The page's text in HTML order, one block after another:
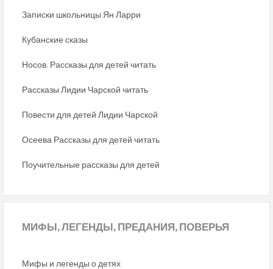
Записки школьницы Ян Ларри
Кубанские сказы
Носов. Рассказы для детей читать
Рассказы Лидии Чарской читать
Повести для детей Лидии Чарской
Осеева Рассказы для детей читать
Поучительные рассказы для детей
МИФЫ,ЛЕГЕНДЫ, ПРЕДАНИЯ, ПОВЕРЬЯ
Мифы и легенды о детях